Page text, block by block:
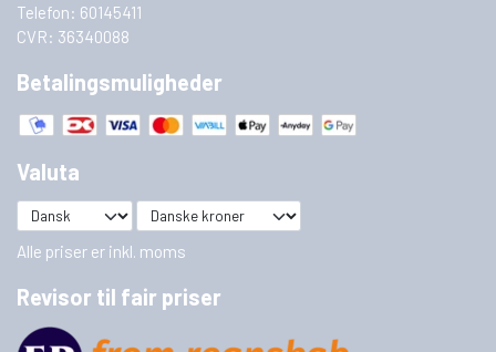
Telefon: 60145411
CVR: 36340088
Betalingsmuligheder
Valuta
Alle priser er inkl. moms
Revisor til fair priser